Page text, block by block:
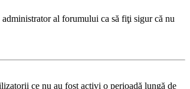
al forumului ca să fiţi sigur că nu
ce nu au fost activi o perioadă lungă de